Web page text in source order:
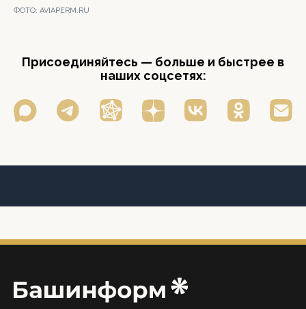
ФОТО: AVIAPERM.RU
Присоединяйтесь — больше и быстрее в
наших соцсетях: